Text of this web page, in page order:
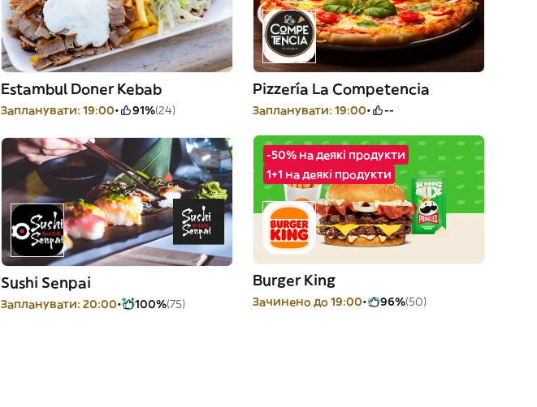
Estambul Doner Kebab
Запланувати: 19:00 91%(24)
Pizzería La Competencia
Запланувати: 19:00 --
Sushi Senpai
Запланувати: 20:00 100%(75)
-50% на деякі продукти
1+1 на деякі продукти
Burger King
Зачинено до 19:00 96%(50)